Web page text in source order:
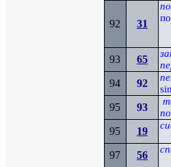
92 31
93 65
94 92
95 93
95 19
97 56